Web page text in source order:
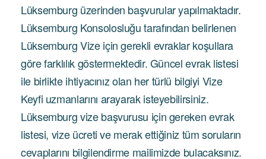
Lüksemburg üzerinden başvurular yapılmaktadır.
Lüksemburg Konsolosluğu tarafından belirlenen
Lüksemburg Vize için gerekli evraklar koşullara
göre farklılık göstermektedir. Güncel evrak listesi
ile birlikte ihtiyacınız olan her türlü bilgiyi Vize
Keyfi uzmanlarını arayarak isteyebilirsiniz.
Lüksemburg vize başvurusu için gereken evrak
listesi, vize ücreti ve merak ettiğiniz tüm soruların
cevaplarını bilgilendirme mailimizde bulacaksınız.